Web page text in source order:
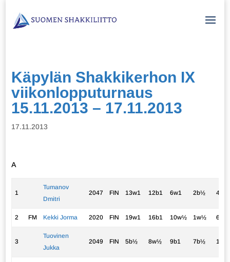
Käpylän Shakkikerhon IX
viikonlopputurnaus
15.11.2013 – 17.11.2013
17.11.2013
A
1
Tumanov
Dmitri
2047 FIN 13w1 12b1 6w1 2b½ 4w½
2 FM Kekki Jorma 2020 FIN 19w1 16b1 10w½ 1w½ 6b1
3
Tuovinen
Jukka
2049 FIN 5b½ 8w½ 9b1 7b½